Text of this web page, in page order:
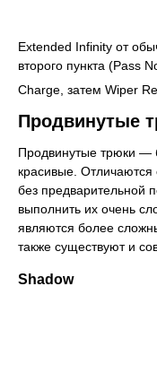
Extended Infinity от
второго пункта (Pass
Charge, затем Wiper
Продвинутые
Продвинутые трюки —
красивые.
без предварительной
выполнить их очень
являются более
также существуют и
Shadow